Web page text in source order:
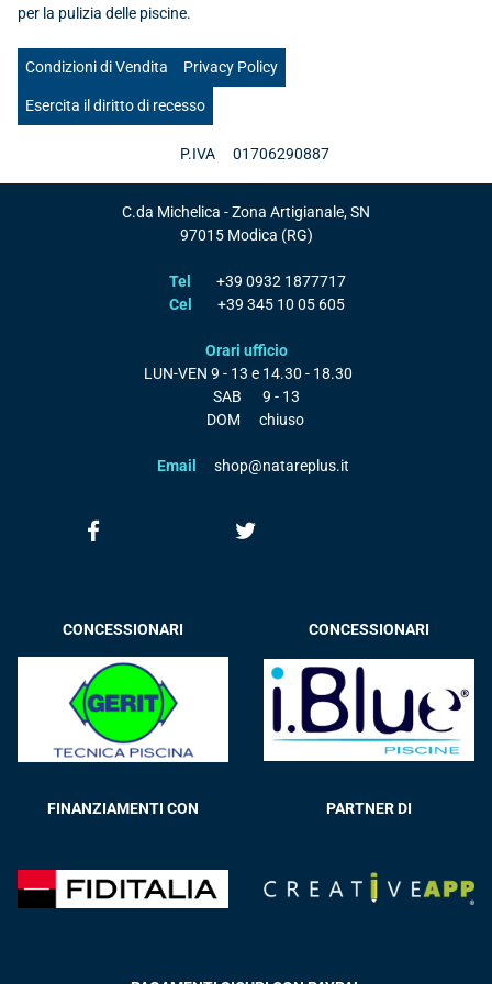
per la pulizia delle piscine.
Condizioni di Vendita Privacy Policy
Esercita il diritto di recesso
P.IVA 01706290887
C.da Michelica - Zona Artigianale, SN
97015 Modica (RG)
Tel
+39 0932 1877717
Cel
+39 345 10 05 605
Orari ufficio
LUN-VEN 9 - 13 e 14.30 - 18.30
SAB
9 - 13
DOM
chiuso
Email shop@natareplus.it
CONCESSIONARI CONCESSIONARI
FINANZIAMENTI CON PARTNER DI